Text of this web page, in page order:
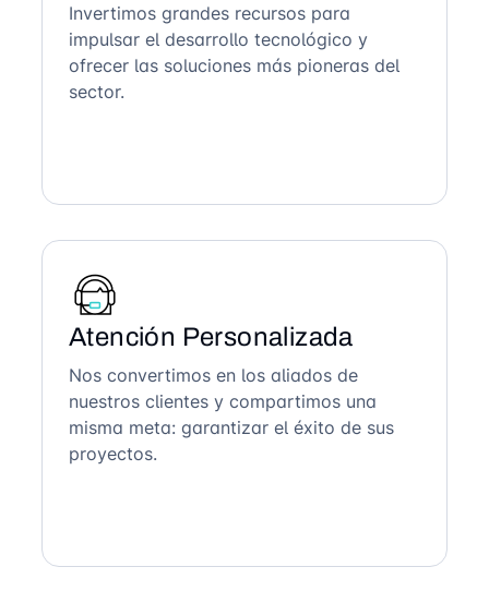
Invertimos grandes recursos para
impulsar el desarrollo tecnológico y
ofrecer las soluciones más pioneras del
sector.
Atención Personalizada
Nos convertimos en los aliados de
nuestros clientes y compartimos una
misma meta: garantizar el éxito de sus
proyectos.